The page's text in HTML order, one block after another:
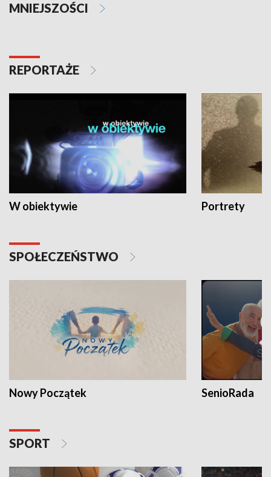
MNIEJSZOŚCI
REPORTAŻE
W obiektywie Portrety
SPOŁECZEŃSTWO
Nowy Początek SenioRada
SPORT